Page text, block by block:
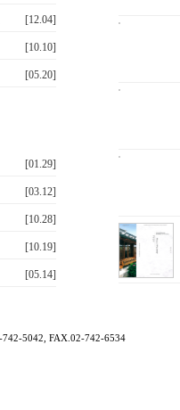
[12.04]
[10.10]
[05.20]
[01.29]
[03.12]
[10.28]
[10.19]
[05.14]